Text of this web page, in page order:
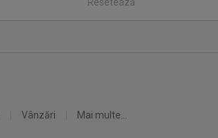
Vânzări Mai multe...